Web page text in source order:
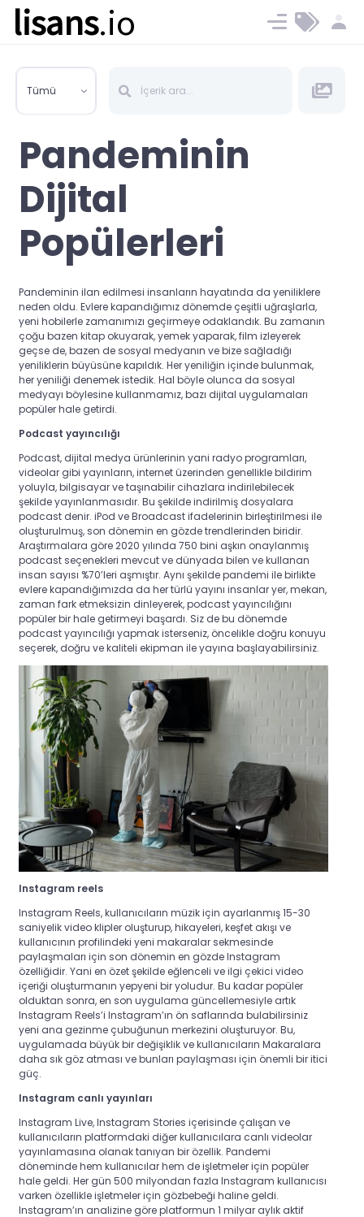
lisans.io Ücret ve Planlar
Tümü
Pandeminin
Dijital
Popülerleri
Pandeminin ilan edilmesi insanların hayatında da yeniliklere
neden oldu. Evlere kapandığımız dönemde çeşitli uğraşlarla,
yeni hobilerle zamanımızı geçirmeye odaklandık. Bu zamanın
çoğu bazen kitap okuyarak, yemek yaparak, film izleyerek
geçse de, bazen de sosyal medyanın ve bize sağladığı
yeniliklerin büyüsüne kapıldık. Her yeniliğin içinde bulunmak,
her yeniliği denemek istedik. Hal böyle olunca da sosyal
medyayı böylesine kullanmamız, bazı dijital uygulamaları
popüler hale getirdi.
Podcast yayıncılığı
Podcast, dijital medya ürünlerinin yani radyo programları,
videolar gibi yayınların, internet üzerinden genellikle bildirim
yoluyla, bilgisayar ve taşınabilir cihazlara indirilebilecek
şekilde yayınlanmasıdır. Bu şekilde indirilmiş dosyalara
podcast denir. iPod ve Broadcast ifadelerinin birleştirilmesi ile
oluşturulmuş, son dönemin en gözde trendlerinden biridir.
Araştırmalara göre 2020 yılında 750 bini aşkın onaylanmış
podcast seçenekleri mevcut ve dünyada bilen ve kullanan
insan sayısı %70’leri aşmıştır. Aynı şekilde pandemi ile birlikte
evlere kapandığımızda da her türlü yayını insanlar yer, mekan,
zaman fark etmeksizin dinleyerek, podcast yayıncılığını
popüler bir hale getirmeyi başardı. Siz de bu dönemde
podcast yayıncılığı yapmak isterseniz, öncelikle doğru konuyu
seçerek, doğru ve kaliteli ekipman ile yayına başlayabilirsiniz.
Instagram reels
Instagram Reels, kullanıcıların müzik için ayarlanmış 15-30
saniyelik video klipler oluşturup, hikayeleri, keşfet akışı ve
kullanıcının profilindeki yeni makaralar sekmesinde
paylaşmaları için son dönemin en gözde Instagram
özelliğidir. Yani en özet şekilde eğlenceli ve ilgi çekici video
içeriği oluşturmanın yepyeni bir yoludur. Bu kadar popüler
olduktan sonra, en son uygulama güncellemesiyle artık
Instagram Reels’i Instagram’ın ön saflarında bulabilirsiniz
yeni ana gezinme çubuğunun merkezini oluşturuyor. Bu,
uygulamada büyük bir değişiklik ve kullanıcıların Makaralara
daha sık göz atması ve bunları paylaşması için önemli bir itici
güç.
Instagram canlı yayınları
Instagram Live, Instagram Stories içerisinde çalışan ve
kullanıcıların platformdaki diğer kullanıcılara canlı videolar
yayınlamasına olanak tanıyan bir özellik. Pandemi
döneminde hem kullanıcılar hem de işletmeler için popüler
hale geldi. Her gün 500 milyondan fazla Instagram kullanıcısı
varken özellikle işletmeler için gözbebeği haline geldi.
Instagram’ın analizine göre platformun1milyar aylık aktif